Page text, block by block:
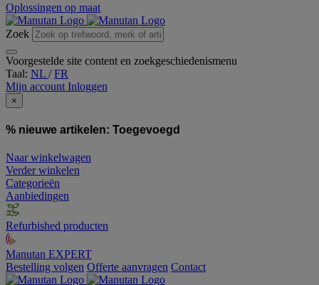
Oplossingen op maat
Zoek
Voorgestelde site content en zoekgeschiedenismenu
Taal: NL /FR
Mijn account Inloggen
×
% nieuwe artikelen: Toegevoegd
Naar winkelwagen
Verder winkelen
Categorieën
Aanbiedingen
Refurbished producten
Manutan EXPERT
Bestelling volgen Offerte aanvragen Contact